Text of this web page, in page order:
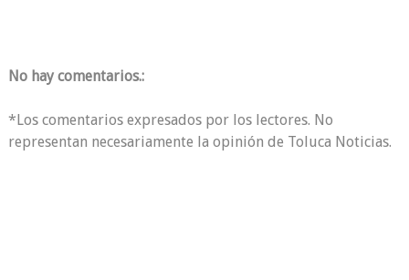
No hay comentarios.:
*Los comentarios expresados por los lectores. No
representan necesariamente la opinión de Toluca Noticias.